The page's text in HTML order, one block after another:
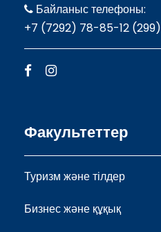
Байланыс телефоны:
+7 (7292) 78-85-12 (299)
Факультеттер
Туризм және тілдер
Бизнес және құқық